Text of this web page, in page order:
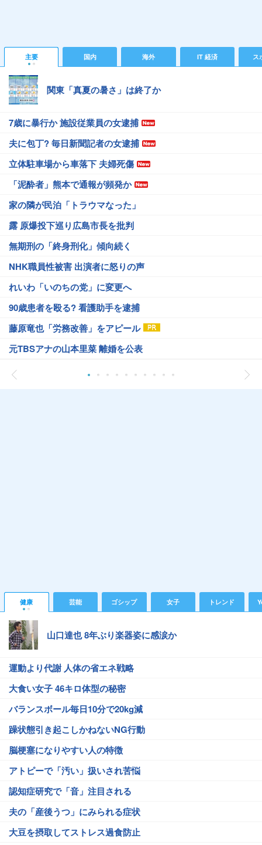
主要 国内 海外 IT 経済 ス
関東「真夏の暑さ」は終了か
7歳に暴行か 施設従業員の女逮捕
夫に包丁? 毎日新聞記者の女逮捕
立体駐車場から車落下 夫婦死傷
「泥酔者」熊本で通報が頻発か
家の隣が民泊「トラウマなった」
露 原爆投下巡り広島市長を批判
無期刑の「終身刑化」傾向続く
NHK職員性被害 出演者に怒りの声
れいわ「いのちの党」に変更へ
90歳患者を殴る? 看護助手を逮捕
藤原竜也「労務改善」をアピール
元TBSアナの山本里菜 離婚を公表
健康 芸能 ゴシップ 女子 トレンド
山口達也 8年ぶり楽器姿に感涙か
運動より代謝 人体の省エネ戦略
大食い女子 46キロ体型の秘密
バランスボール毎日10分で20kg減
躁状態引き起こしかねないNG行動
脳梗塞になりやすい人の特徴
アトピーで「汚い」扱いされ苦悩
認知症研究で「音」注目される
夫の「産後うつ」にみられる症状
大豆を摂取してストレス過食防止